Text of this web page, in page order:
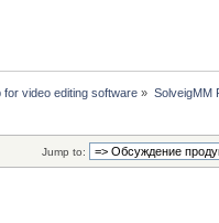
for video editing software » SolveigMM
Jump to: